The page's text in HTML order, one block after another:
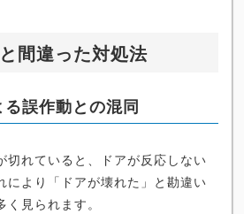
間違った対処法
誤作動との混同
切れていると、ドアが反応しない
により「ドアが壊れた」と勘違い
見られます。